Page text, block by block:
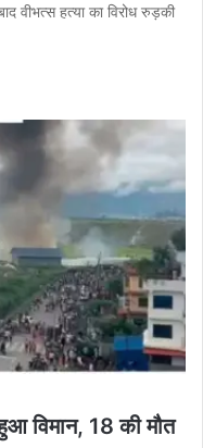
वीभत्स हत्या का विरोध रुड़की
विमान, 18 की मौत